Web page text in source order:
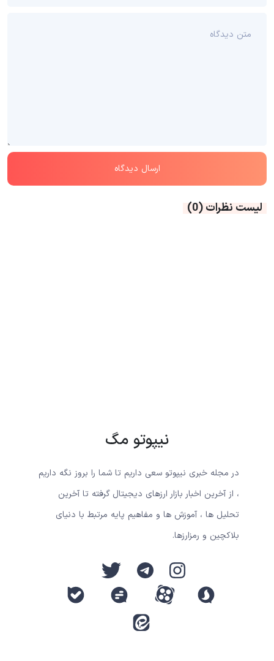
لیست نظرات(0)
نیپوتو مگ
در مجله خبری نیپوتو سعی داریم تا شما را بروز نگه داریم
، از آخرین اخبار بازار ارزهای دیجیتال گرفته تا آخرین
تحلیل ها ، آموزش ها و مفاهیم پایه مرتبط با دنیای
بلاکچین و رمزارزها.